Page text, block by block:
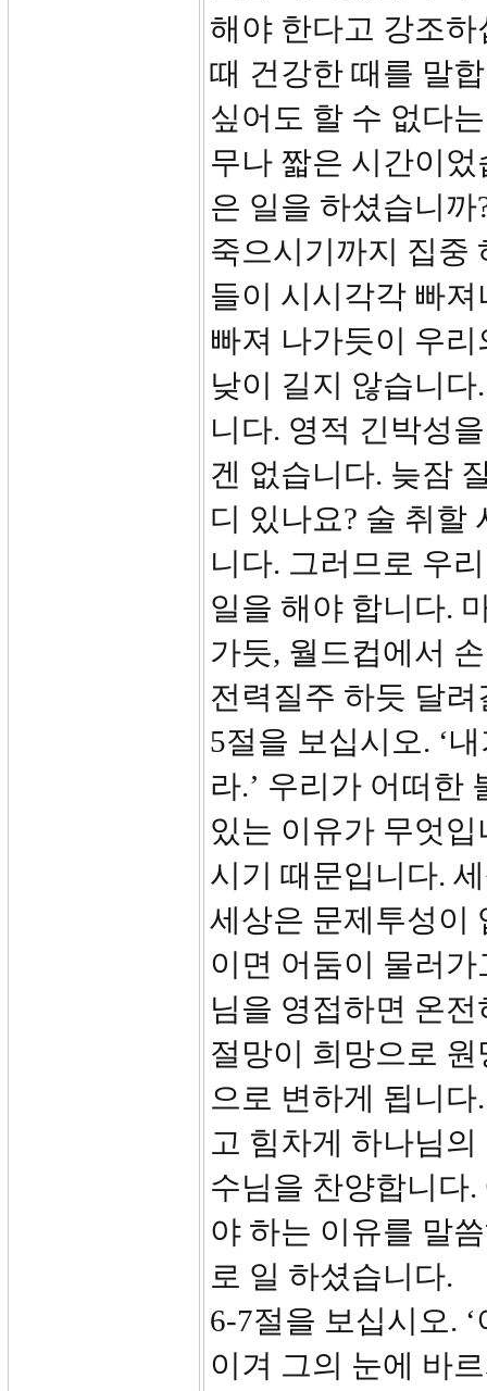
해야 한다고 강조
때 건강한 때를 말
싶어도 할 수 없다
무나 짧은 시간이
은 일을 하셨습니
죽으시기까지 집중
들이 시시각각 빠
빠져 나가듯이 우
낮이 길지 않습니
니다. 영적 긴박성
겐 없습니다. 늦잠
디 있나요? 술 취할
니다. 그러므로 우
일을 해야 합니다.
가듯, 월드컵에서
전력질주 하듯 달
5절을 보십시오. ‘
라.’ 우리가 어떠한
있는 이유가 무엇
시기 때문입니다.
세상은 문제투성이
이면 어둠이 물러
님을 영접하면 온
절망이 희망으로
으로 변하게 됩니
고 힘차게 하나님
수님을 찬양합니다
야 하는 이유를 말
로 일 하셨습니다.
6-7절을 보십시오.
이겨 그의 눈에 바